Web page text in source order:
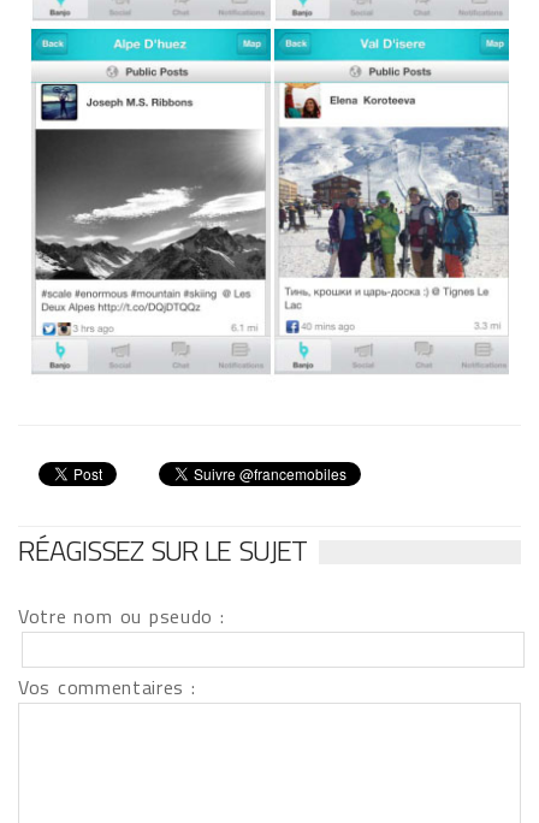
RÉAGISSEZ SUR LE SUJET
Votre nom ou pseudo :
Vos commentaires :